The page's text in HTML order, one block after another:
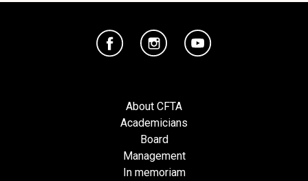
About CFTA
Academicians
Board
Management
In memoriam